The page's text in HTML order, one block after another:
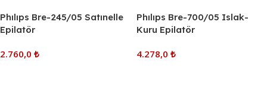
Phılıps Bre-245/05 Satınelle
Epilatör
2.760,0 ₺
Phılıps Bre-700/05 Islak-
Kuru Epilatör
4.278,0 ₺